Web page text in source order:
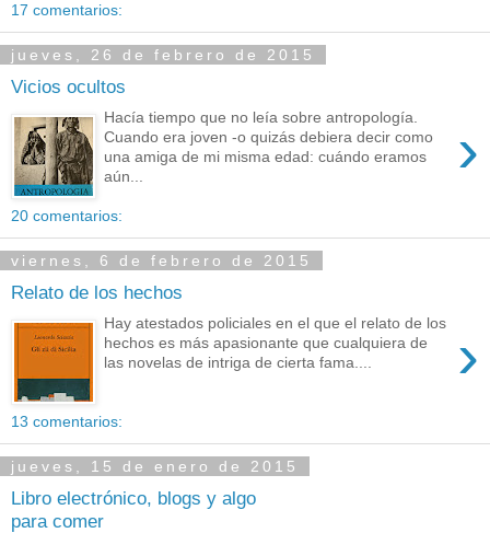
17 comentarios:
jueves, 26 de febrero de 2015
Vicios ocultos
›
Hacía tiempo que no leía sobre antropología.
Cuando era joven -o quizás debiera decir como
una amiga de mi misma edad: cuándo eramos
aún...
20 comentarios:
viernes, 6 de febrero de 2015
Relato de los hechos
›
Hay atestados policiales en el que el relato de los
hechos es más apasionante que cualquiera de
las novelas de intriga de cierta fama....
13 comentarios:
jueves, 15 de enero de 2015
Libro electrónico, blogs y algo
para comer